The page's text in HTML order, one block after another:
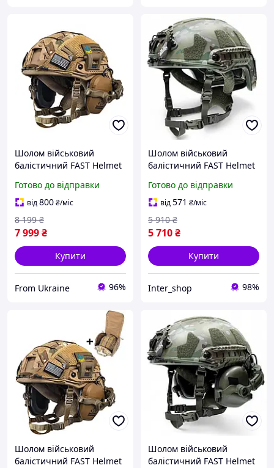
Шолом військовий
балістичний FAST Helmet
тактичні навушники
Walkers та ліхтар койот
Готово до відправки
від800₴/міс
7 999₴
8 199 ₴
Купити
From Ukraine 96%
Шолом військовий
балістичний FAST Helmet
каска куленепробивна
мультикам
Готово до відправки
від571 ₴/міс
5 710₴
5 910 ₴
Купити
Inter_shop 98%
Шолом військовий
балістичний FAST Helmet
Шолом військовий
балістичний FAST Helmet